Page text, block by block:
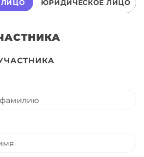
ЛИЦО ЮРИДИЧЕСКОЕ ЛИЦО